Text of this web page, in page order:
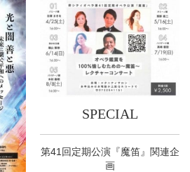
SPECIAL
第41回定期公演『魔笛』関連企
画